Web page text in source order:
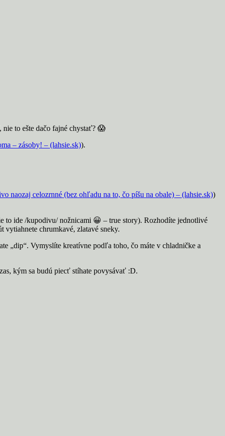
nie to ešte dačo fajné chystať? 😱
– zásoby! – (lahsie.sk)).
naozaj celozrnné (bez ohľadu na to, čo píšu na obale) – (lahsie.sk))
to ide /kupodivu/ nožnicami 😀 – true story). Rozhodíte jednotlivé
vytiahnete chrumkavé, zlatavé sneky.
„dip“. Vymyslíte kreatívne podľa toho, čo máte v chladničke a
kým sa budú piecť stíhate povysávať :D.